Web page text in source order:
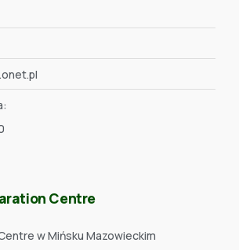
Centre
w Mińsku Mazowieckim